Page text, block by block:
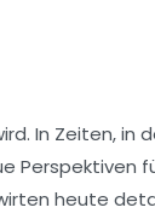
In Zeiten, in
Perspektiven
heute